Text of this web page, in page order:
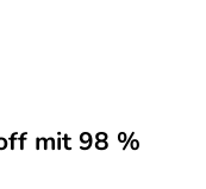
mit 98 %